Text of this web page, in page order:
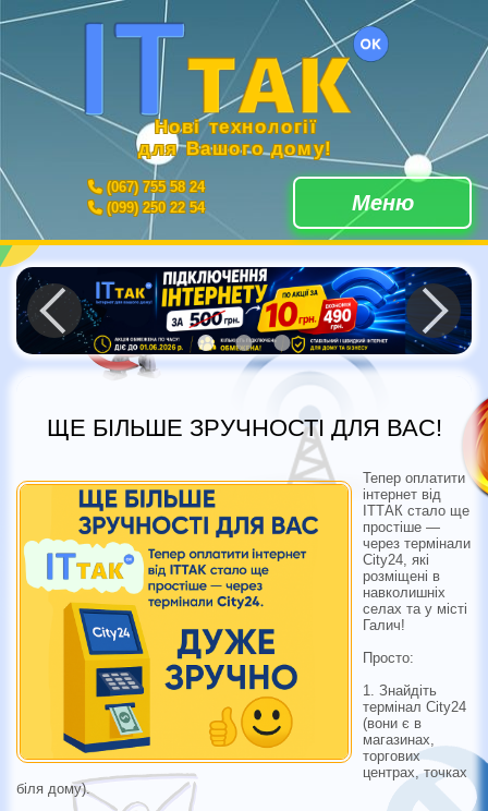
Нові технології
для Вашого дому!
(067) 755 58 24
(099) 250 22 54
Меню
ЩЕ БІЛЬШЕ ЗРУЧНОСТІ ДЛЯ ВАС!
Тепер оплатити
інтернет від
ІТТАК стало ще
простіше —
через термінали
City24, які
розміщені в
навколишніх
селах та у місті
Галич!
Просто:
1. Знайдіть
термінал City24
(вони є в
магазинах,
торгових
центрах, точках
біля дому).